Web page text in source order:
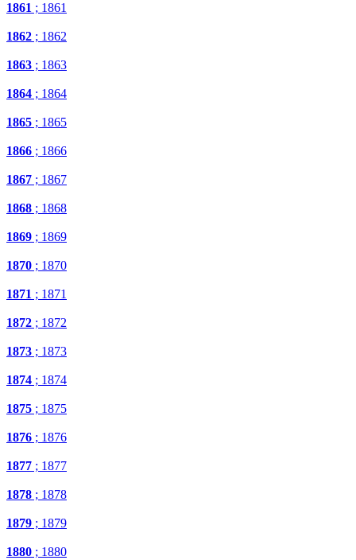
1861 ; 1861
1862 ; 1862
1863 ; 1863
1864 ; 1864
1865 ; 1865
1866 ; 1866
1867 ; 1867
1868 ; 1868
1869 ; 1869
1870 ; 1870
1871 ; 1871
1872 ; 1872
1873 ; 1873
1874 ; 1874
1875 ; 1875
1876 ; 1876
1877 ; 1877
1878 ; 1878
1879 ; 1879
1880 ; 1880